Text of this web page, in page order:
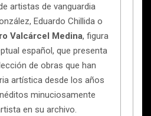
artistas de vanguardia
Eduardo Chillida o
Valcárcel Medina, figura
español, que presenta
de obras que han
artística desde los años
minuciosamente
en su archivo.